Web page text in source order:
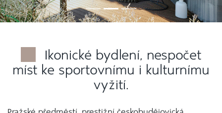
Ikonické bydlení, nespočet
míst ke sportovnímu i kulturnímu
vyžití.